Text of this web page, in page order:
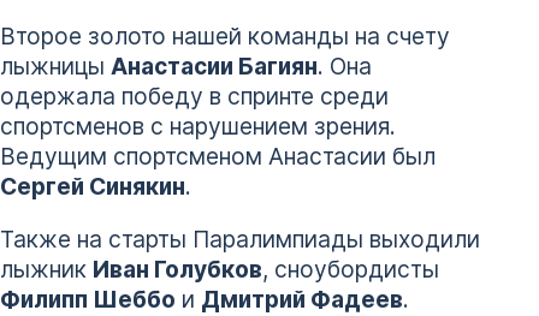
Второе золото нашей команды на счету
лыжницы Анастасии Багиян. Она
одержала победу в спринте среди
спортсменов с нарушением зрения.
Ведущим спортсменом Анастасии был
Сергей Синякин.
Также на старты Паралимпиады выходили
лыжник Иван Голубков, сноубордисты
Филипп Шеббо и Дмитрий Фадеев.